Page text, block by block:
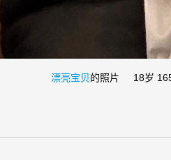
漂亮宝贝的照片 18岁